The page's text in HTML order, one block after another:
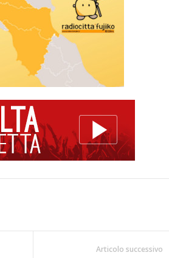
Articolo successivo